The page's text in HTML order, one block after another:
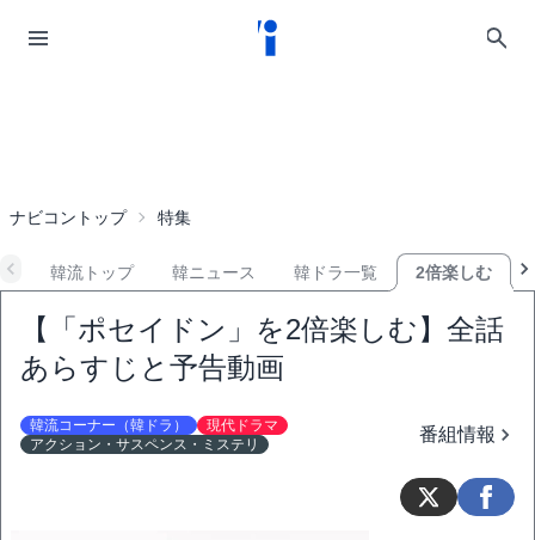
ナビコントップ 特集
韓流トップ 韓ニュース 韓ドラ一覧 2倍楽しむ
【「ポセイドン」を2倍楽しむ】全話
あらすじと予告動画
韓流コーナー（韓ドラ）
現代ドラマ
アクション・サスペンス・ミステリ
番組情報